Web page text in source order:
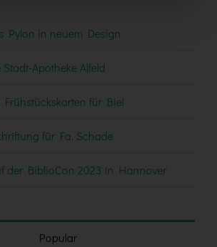
Pylon in neuem Design
Apotheke Alfeld
für Biel
für Fa. Schade
der BiblioCon 2023 in Hannover
Popular